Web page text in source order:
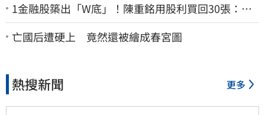
1金融股築出「W底」！陳重銘用股利買回30張：堅
固穩定的搖錢樹
亡國后遭硬上 竟然還被繪成春宮圖
熱搜新聞 更多